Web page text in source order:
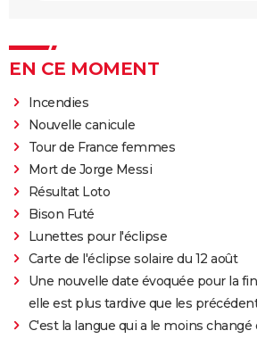
EN CE MOMENT
Incendies
Nouvelle canicule
Tour de France femmes
Mort de Jorge Messi
Résultat Loto
Bison Futé
Lunettes pour l'éclipse
Carte de l'éclipse solaire du 12 août
Une nouvelle date évoquée pour la
elle est plus tardive que les
C'est la langue qui a le moins changé